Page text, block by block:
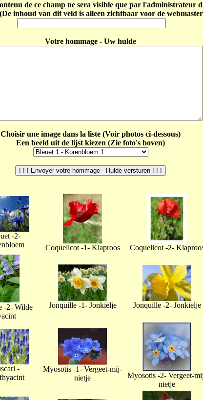
de ce champ ne sera visible que par l'administrateur
inhoud van dit veld is alleen zichtbaar voor de
Votre hommage - Uw hulde
Choisir une image dans la liste (Voir photos ci-dessous)
Een beeld uit de lijst kiezen (Zie foto's boven)
-2-
Coquelicot -1- Klaproos Coquelicot -2-
-2- Wilde
Jonquille -1- Jonkielje Jonquille -2- Jonkielje
-
Myosotis -1- Vergeet-mij-
nietje
Myosotis -2- Vergeet-
nietje